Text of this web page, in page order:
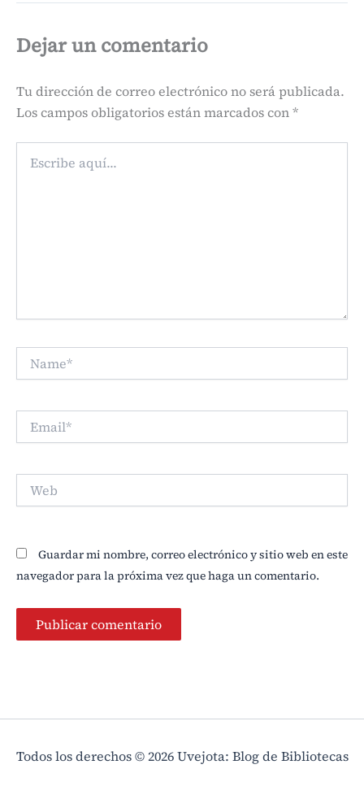
Dejar un comentario
Tu dirección de correo electrónico no será publicada.
Los campos obligatorios están marcados con*
aquí...
Guardar mi nombre, correo electrónico y sitio web en este
navegador para la próxima vez que haga un comentario.
Todos los derechos © 2026 Uvejota: Blog de Bibliotecas